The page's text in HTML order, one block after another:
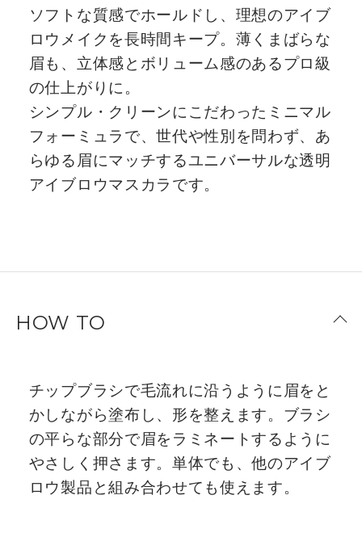
ソフトな質感でホールドし、理想のアイブ
ロウメイクを長時間キープ。薄くまばらな
眉も、立体感とボリューム感のあるプロ級
の仕上がりに。
シンプル・クリーンにこだわったミニマル
フォーミュラで、世代や性別を問わず、あ
らゆる眉にマッチするユニバーサルな透明
アイブロウマスカラです。
HOW TO
チップブラシで毛流れに沿うように眉をと
かしながら塗布し、形を整えます。ブラシ
の平らな部分で眉をラミネートするように
やさしく押さます。単体でも、他のアイブ
ロウ製品と組み合わせても使えます。